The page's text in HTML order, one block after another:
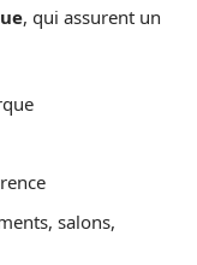
, qui assurent un
salons,